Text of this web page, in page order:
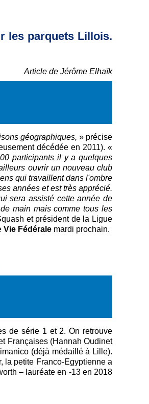
les parquets Lillois.
Article de Jérôme Elhaïk
géographiques, » précise
décédée en 2011). «
participants il y a quelques
ouvrir un nouveau club
qui travaillent dans l'ombre
années et est très apprécié.
sera assisté cette année de
main mais comme tous les
et président de la Ligue
Vie Fédérale mardi prochain.
de série 1 et 2. On retrouve
Françaises (Hannah Oudinet
(déjà médaillé à Lille).
la petite Franco-Egyptienne a
– lauréate en -13 en 2018